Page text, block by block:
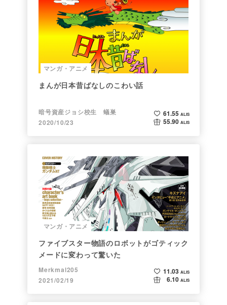
マンガ・アニメ
まんが日本昔ばなしのこわい話
暗号資産ジョシ校生 蟻巣
2020/10/23
61.55 ALIS
55.90 ALIS
マンガ・アニメ
ファイブスター物語のロボットがゴティック
メードに変わって驚いた
Merkmal205
2021/02/19
11.03 ALIS
6.10 ALIS